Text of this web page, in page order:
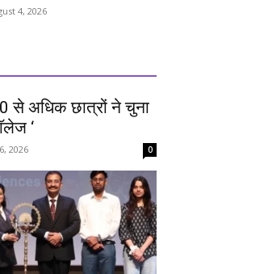
4, 2026
से अधिक छात्रों ने चुना
‘
2026 0